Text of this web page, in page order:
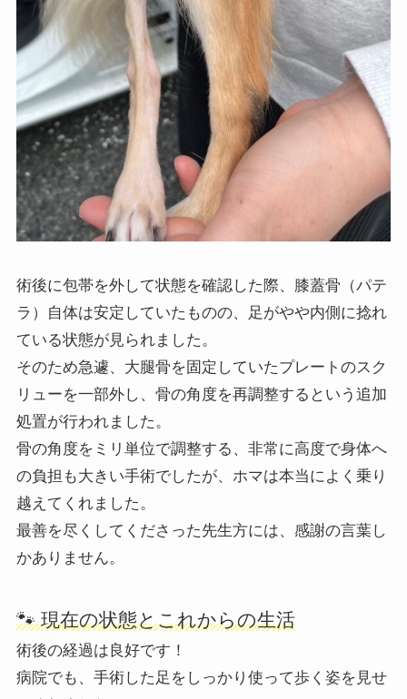
術後に包帯を外して状態を確認した際、膝蓋骨（パテ
ラ）自体は安定していたものの、足がやや内側に捻れ
ている状態が見られました。
そのため急遽、大腿骨を固定していたプレートのスク
リューを一部外し、骨の角度を再調整するという追加
処置が行われました。
骨の角度をミリ単位で調整する、非常に高度で身体へ
の負担も大きい手術でしたが、ホマは本当によく乗り
越えてくれました。
最善を尽くしてくださった先生方には、感謝の言葉し
かありません。
🐾 現在の状態とこれからの生活
術後の経過は良好です！
病院でも、手術した足をしっかり使って歩く姿を見せ